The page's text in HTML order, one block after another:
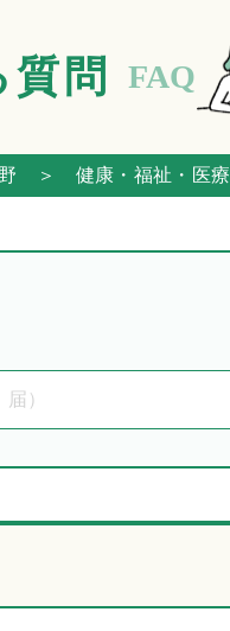
問 FAQ
＞ 健康・福祉・医療